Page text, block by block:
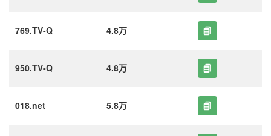
769.TV-Q 4.8万
950.TV-Q 4.8万
018.net 5.8万